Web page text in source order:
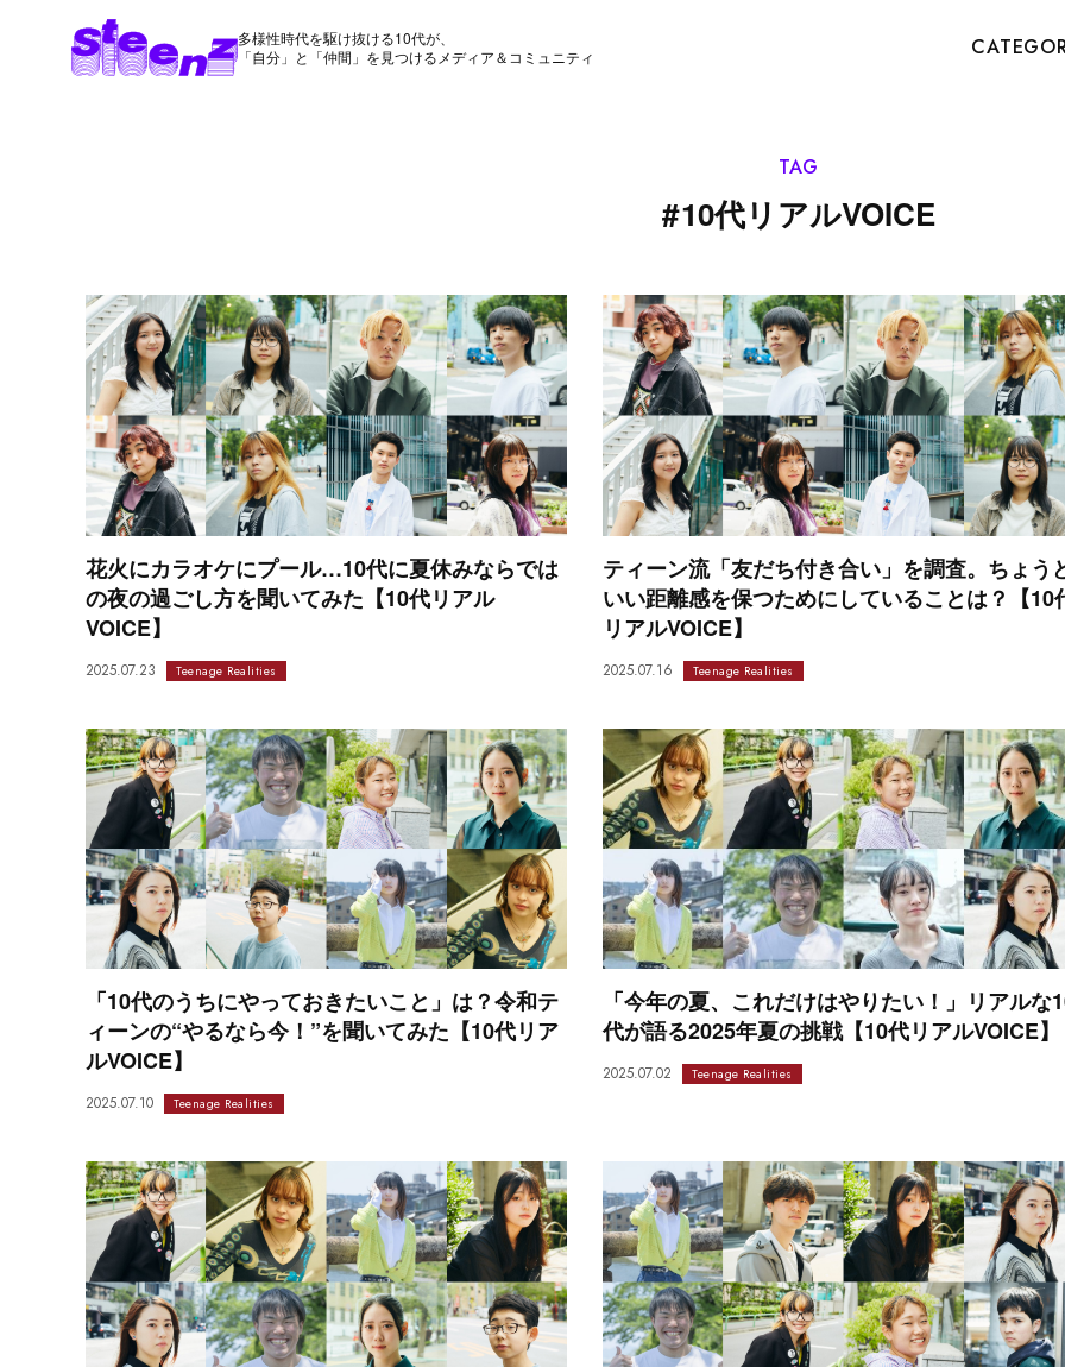
多様性時代を駆け抜ける10代が、
「自分」と「仲間」を見つけるメディア＆コミュニティ
TAG
#10代リアルVOICE
花火にカラオケにプール…10代に夏休みならでは
の夜の過ごし方を聞いてみた【10代リアル
VOICE】
2025.07.23 Teenage Realities
ティーン流「友だち付き合い」を調査。ちょう
いい距離感を保つためにしていることは？【10
リアルVOICE】
2025.07.16 Teenage Realities
「10代のうちにやっておきたいこと」は？令和テ
ィーンの“やるなら今！”を聞いてみた【10代リア
ルVOICE】
2025.07.10 Teenage Realities
「今年の夏、これだけはやりたい！」リアルな
代が語る2025年夏の挑戦【10代リアルVOICE】
2025.07.02 Teenage Realities